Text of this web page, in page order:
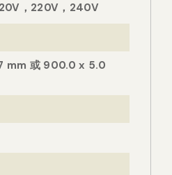
，220V，240V
mm 或 900.0 x 5.0